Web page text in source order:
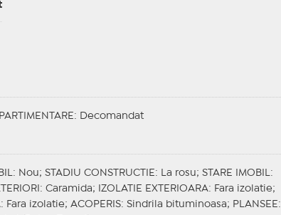
: Decomandat
: Nou; STADIU CONSTRUCTIE : La rosu; STARE IMOBIL
:
: Caramida; IZOLATIE EXTERIOARA: Fara izolatie;
: Fara izolatie; ACOPERIS: Sindrila bituminoasa; PLANSEE :